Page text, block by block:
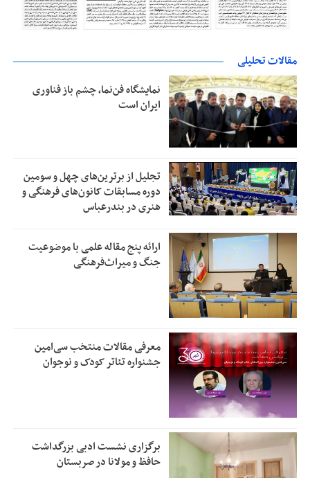
مقالات تحلیلی
نمایشگاه فن‌نما، چشم باز فناوری
ایران است
تجلیل از بر‌ترین‌های چهل و سومین
دوره مسابقات کانون‌های فرهنگی و
هنری در بندرعباس
ارائه پنج مقاله علمی با موضوعیت
جنگ و میراث‌فرهنگی
معرفی مقالات منتخب سی‌امین
جشنواره تئاتر کودک و نوجوان
برگزاری نشست ادبی بزرگداشت
حافظ و مولانا در صربستان